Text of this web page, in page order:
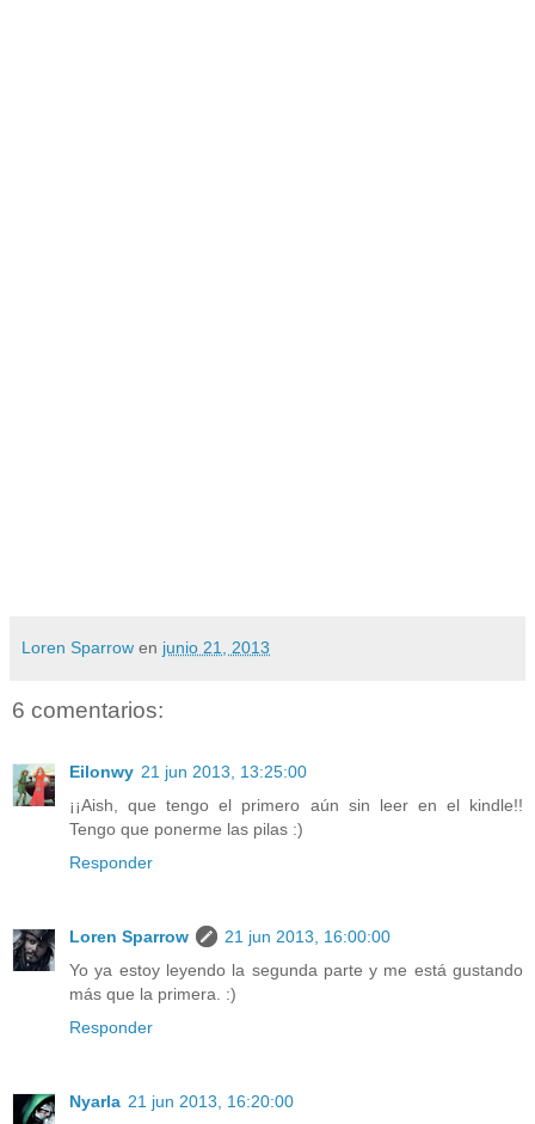
Loren Sparrow en junio 21, 2013
6 comentarios:
Eilonwy 21 jun 2013, 13:25:00
¡¡Aish, que tengo el primero aún sin leer en el kindle!!
Tengo que ponerme las pilas :)
Responder
Loren Sparrow
21 jun 2013, 16:00:00
Yo ya estoy leyendo la segunda parte y me está gustando
más que la primera. :)
Responder
Nyarla 21 jun 2013, 16:20:00